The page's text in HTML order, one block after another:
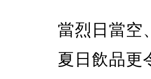
當烈日當空
夏日飲品更